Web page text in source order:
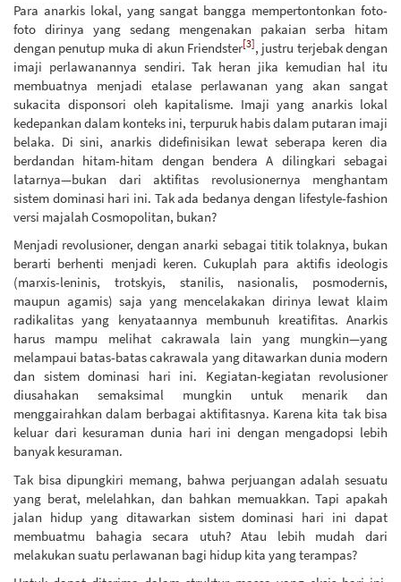
Para anarkis lokal, yang sangat bangga mempertontonkan foto-
foto dirinya yang sedang mengenakan pakaian serba hitam
dengan penutup muka di akun Friendster[3], justru terjebak dengan
imaji perlawanannya sendiri. Tak heran jika kemudian hal itu
membuatnya menjadi etalase perlawanan yang akan sangat
sukacita disponsori oleh kapitalisme. Imaji yang anarkis lokal
kedepankan dalam konteks ini, terpuruk habis dalam putaran imaji
belaka. Di sini, anarkis didefinisikan lewat seberapa keren dia
berdandan hitam-hitam dengan bendera A dilingkari sebagai
latarnya—bukan dari aktifitas revolusionernya menghantam
sistem dominasi hari ini. Tak ada bedanya dengan lifestyle-fashion
versi majalah Cosmopolitan, bukan?
Menjadi revolusioner, dengan anarki sebagai titik tolaknya, bukan
berarti berhenti menjadi keren. Cukuplah para aktifis ideologis
(marxis-leninis, trotskyis, stanilis, nasionalis, posmodernis,
maupun agamis) saja yang mencelakakan dirinya lewat klaim
radikalitas yang kenyataannya membunuh kreatifitas. Anarkis
harus mampu melihat cakrawala lain yang mungkin—yang
melampaui batas-batas cakrawala yang ditawarkan dunia modern
dan sistem dominasi hari ini. Kegiatan-kegiatan revolusioner
diusahakan semaksimal mungkin untuk menarik dan
menggairahkan dalam berbagai aktifitasnya. Karena kita tak bisa
keluar dari kesuraman dunia hari ini dengan mengadopsi lebih
banyak kesuraman.
Tak bisa dipungkiri memang, bahwa perjuangan adalah sesuatu
yang berat, melelahkan, dan bahkan memuakkan. Tapi apakah
jalan hidup yang ditawarkan sistem dominasi hari ini dapat
membuatmu bahagia secara utuh? Atau lebih mudah dari
melakukan suatu perlawanan bagi hidup kita yang terampas?